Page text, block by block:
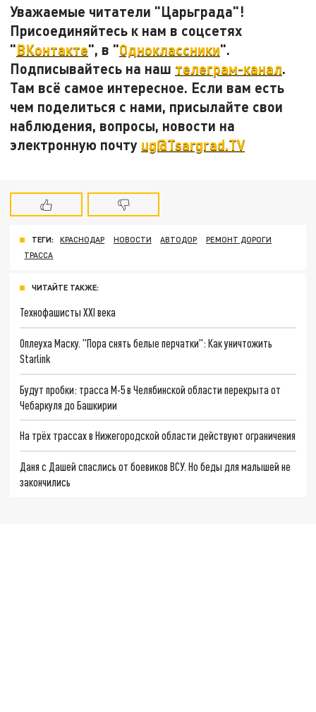
Уважаемые читатели "Царьграда"!
Присоединяйтесь к нам в соцсетях
"ВКонтакте", в "Одноклассники".
Подписывайтесь на наш телеграм-канал.
Там всё самое интересное. Если вам есть
чем поделиться с нами, присылайте свои
наблюдения, вопросы, новости на
электронную почту ug@Tsargrad.TV
ТЕГИ: КРАСНОДАР НОВОСТИ АВТОДОР
РЕМОНТ ДОРОГИ
ТРАССА
ЧИТАЙТЕ ТАКЖЕ:
Технофашисты XXI века
Оплеуха Маску. "Пора снять белые перчатки": Как уничтожить
Starlink
Будут пробки: трасса М-5 в Челябинской области перекрыта от
Чебаркуля до Башкирии
На трёх трассах в Нижегородской области действуют ограничения
Даня с Дашей спаслись от боевиков ВСУ. Но беды для малышей не
закончились